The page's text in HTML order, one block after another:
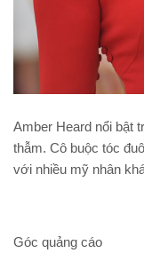
Amber Heard nổi bật
thẫm. Cô buộc tóc
với nhiều mỹ nhân
Góc quảng cáo